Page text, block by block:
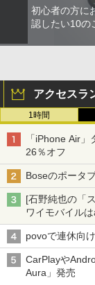
初心者の方に
認したい10の
アクセスラ
1時間
「iPhone Air
26％オフ
Boseのポータ
[石野純也の「
ワイモバイル
割」の安さと1
povoで連休向
CarPlayや
Aura」発売